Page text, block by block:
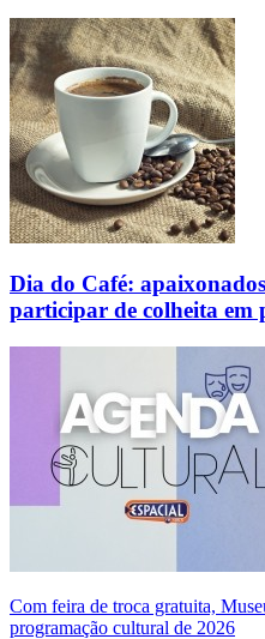
Dia do Café:
participar de colheita em
Com feira de troca gratuita,
programação cultural de 2026